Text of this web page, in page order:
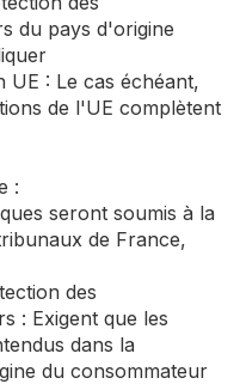
du pays d'origine
UE : Le cas échéant,
de l'UE complètent
:
seront soumis à la
de France,
des
: Exigent que les
dans la
du consommateur